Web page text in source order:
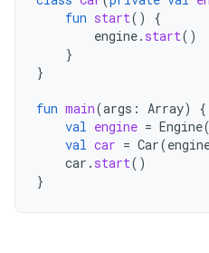
fun start()
{
engine. start()
}
}
fun main(args : Array)
{
val engine = Engine
val car = Car(
car . start()
}